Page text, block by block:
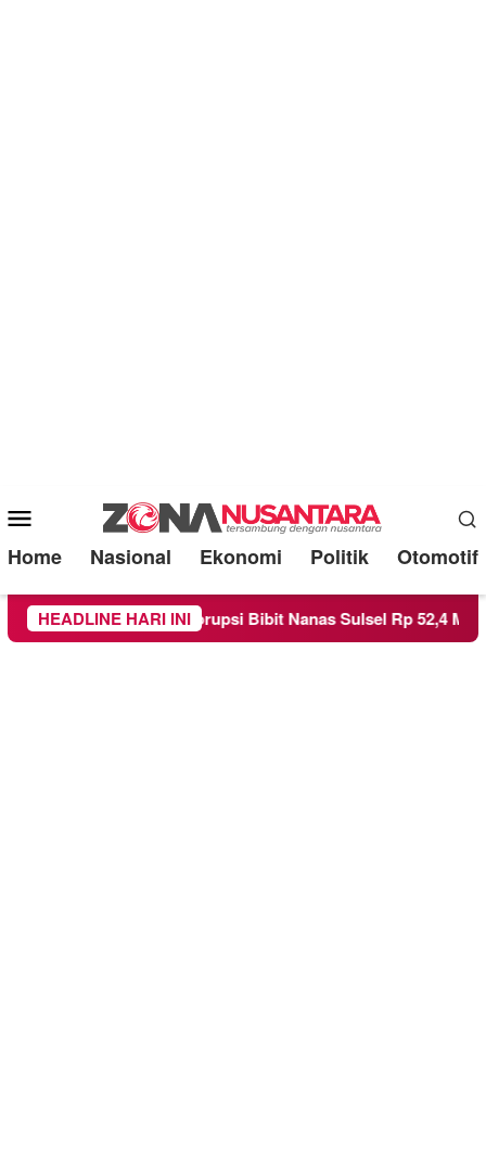
Mobile
Menu
Home Nasional Ekonomi Politik Otomotif
HEADLINE HARI INI
Korupsi Bibit Nanas Sulsel Rp 52,4 Miliar